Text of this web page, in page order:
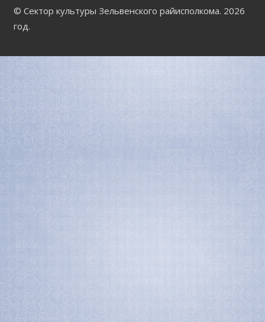
© Сектор культуры Зельвенского райисполкома. 2026
год.